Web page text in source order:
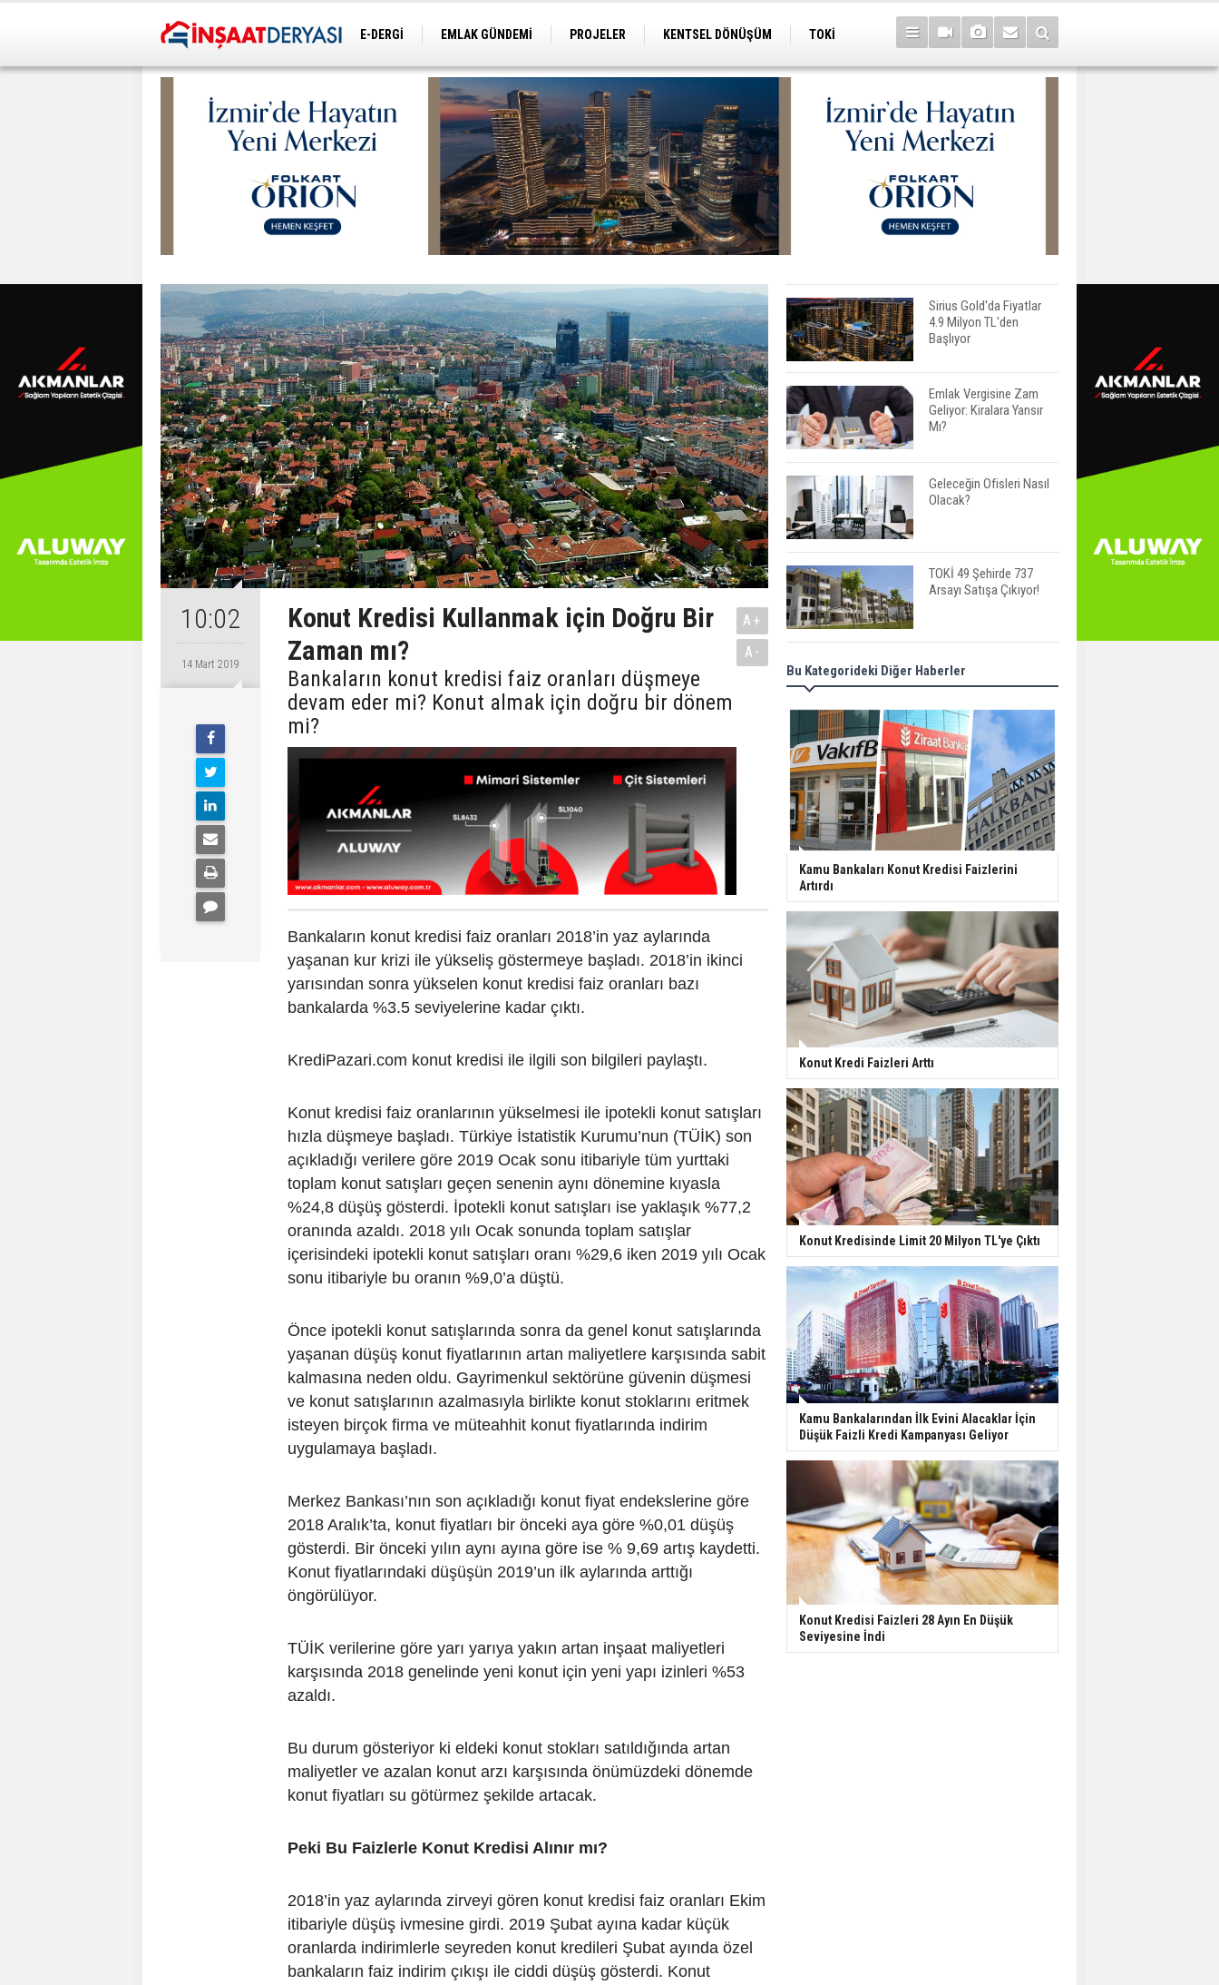
E-DERGİ EMLAK GÜNDEMİ PROJELER KENTSEL DÖNÜŞÜM
TOKİ
10:02
14 Mart 2019
Konut Kredisi Kullanmak için Doğru Bir
Zaman mı?
Bankaların konut kredisi faiz oranları düşmeye
devam eder mi? Konut almak için doğru bir dönem
mi?
A+
A-
Bankaların konut kredisi faiz oranları 2018’in yaz aylarında
yaşanan kur krizi ile yükseliş göstermeye başladı. 2018’in ikinci
yarısından sonra yükselen konut kredisi faiz oranları bazı
bankalarda %3.5 seviyelerine kadar çıktı.
KrediPazari.com konut kredisi ile ilgili son bilgileri paylaştı.
Konut kredisi faiz oranlarının yükselmesi ile ipotekli konut satışları
hızla düşmeye başladı. Türkiye İstatistik Kurumu’nun (TÜİK) son
açıkladığı verilere göre 2019 Ocak sonu itibariyle tüm yurttaki
toplam konut satışları geçen senenin aynı dönemine kıyasla
%24,8 düşüş gösterdi. İpotekli konut satışları ise yaklaşık %77,2
oranında azaldı. 2018 yılı Ocak sonunda toplam satışlar
içerisindeki ipotekli konut satışları oranı %29,6 iken 2019 yılı Ocak
sonu itibariyle bu oranın %9,0’a düştü.
Önce ipotekli konut satışlarında sonra da genel konut satışlarında
yaşanan düşüş konut fiyatlarının artan maliyetlere karşısında sabit
kalmasına neden oldu. Gayrimenkul sektörüne güvenin düşmesi
ve konut satışlarının azalmasıyla birlikte konut stoklarını eritmek
isteyen birçok firma ve müteahhit konut fiyatlarında indirim
uygulamaya başladı.
Merkez Bankası’nın son açıkladığı konut fiyat endekslerine göre
2018 Aralık’ta, konut fiyatları bir önceki aya göre %0,01 düşüş
gösterdi. Bir önceki yılın aynı ayına göre ise % 9,69 artış kaydetti.
Konut fiyatlarındaki düşüşün 2019’un ilk aylarında arttığı
öngörülüyor.
TÜİK verilerine göre yarı yarıya yakın artan inşaat maliyetleri
karşısında 2018 genelinde yeni konut için yeni yapı izinleri %53
azaldı.
Bu durum gösteriyor ki eldeki konut stokları satıldığında artan
maliyetler ve azalan konut arzı karşısında önümüzdeki dönemde
konut fiyatları su götürmez şekilde artacak.
Peki Bu Faizlerle Konut Kredisi Alınır mı?
2018’in yaz aylarında zirveyi gören konut kredisi faiz oranları Ekim
itibariyle düşüş ivmesine girdi. 2019 Şubat ayına kadar küçük
oranlarda indirimlerle seyreden konut kredileri Şubat ayında özel
bankaların faiz indirim çıkışı ile ciddi düşüş gösterdi. Konut
Sirius Gold'da Fiyatlar
4.9 Milyon TL'den
Başlıyor
Emlak Vergisine Zam
Geliyor: Kiralara Yansır
Mı?
Geleceğin Ofisleri Nasıl
Olacak?
TOKİ 49 Şehirde 737
Arsayı Satışa Çıkıyor!
Bayraklı’da İnşaatlara
Sıkı Denetim
Fuzul’den Konut ve Araç
Finansmanında Kişiye
Özel Terzi Usulü
Planlama
Urla’da 8 Arsa 409
Kalyon İnşaat BAE'nin İlk
Yüksek Hızlı Demiryolu
Hattını İnşa Ediyor
ABD'de Konut Kredisi
Faizi Son Bir Yılın En
Yüksek Seviyesinde
TOKİ 51 İlde 540 Konut
ve İş Yerini Satışa
Sunuyor
Bu Kategorideki Diğer Haberler
Kamu Bankaları Konut Kredisi Faizlerini
Artırdı
Konut Kredi Faizleri Arttı
Konut Kredisinde Limit 20 Milyon TL'ye Çıktı
Kamu Bankalarından İlk Evini Alacaklar İçin
Düşük Faizli Kredi Kampanyası Geliyor
Konut Kredisi Faizleri 28 Ayın En Düşük
Seviyesine İndi